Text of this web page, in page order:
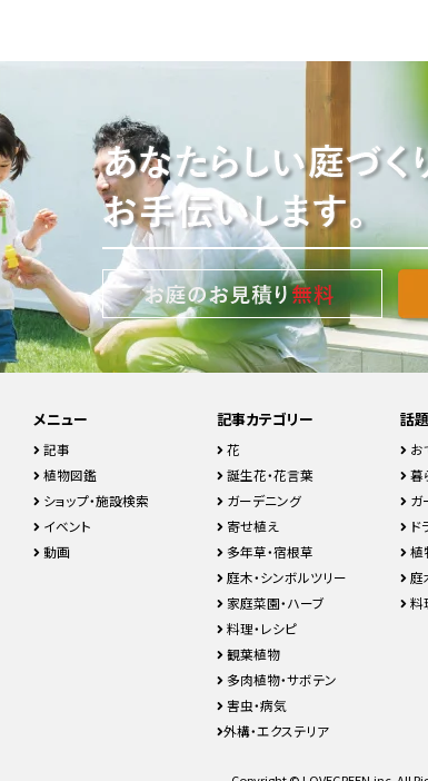
メニュー
記事
植物図鑑
ショップ・施設検索
イベント
動画
記事カテゴリー
花
誕生花・花言葉
ガーデニング
寄せ植え
多年草・宿根草
庭木・シンボルツリー
家庭菜園・ハーブ
料理・レシピ
観葉植物
多肉植物・サボテン
害虫・病気
外構・エクステリア
話
お
暮
ガ
ド
植
庭
料